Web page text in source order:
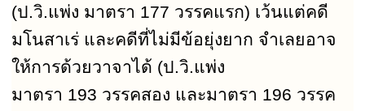
(ป.วิ.แพ่ง มาตรา 177 วรรคแรก) เว้นแต่คดี
มโนสาเร่ และคดีที่ไม่มีข้อยุ่งยาก จำเลยอาจ
ให้การด้วยวาจาได้ (ป.วิ.แพ่ง
มาตรา 193 วรรคสอง และมาตรา 196 วรรค